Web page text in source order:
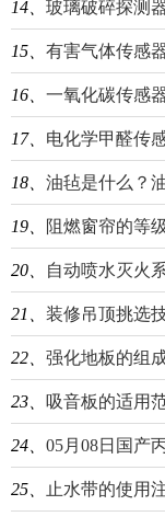
14、 玻璃破碎探测器
15、 有害气体传感
16、 一氧化碳传感器
17、 电化学甲醛传感
18、 油毡是什么？
19、 阻燃窗帘的等
20、 自动喷水灭火系
21、 装修吊顶挑选
22、 强化地板的组
23、 吸音板的适用
24、 05月08日国产
25、 止水带的使用